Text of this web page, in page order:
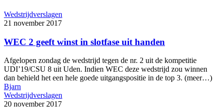
Wedstrijdverslagen
21 november 2017
WEC 2 geeft winst in slotfase uit handen
Afgelopen zondag de wedstrijd tegen de nr. 2 uit de kompetitie
UDI’19/CSU 8 uit Uden. Indien WEC deze wedstrijd zou winnen
dan behield het een hele goede uitgangspositie in de top 3. (meer…)
Bjarn
Wedstrijdverslagen
20 november 2017